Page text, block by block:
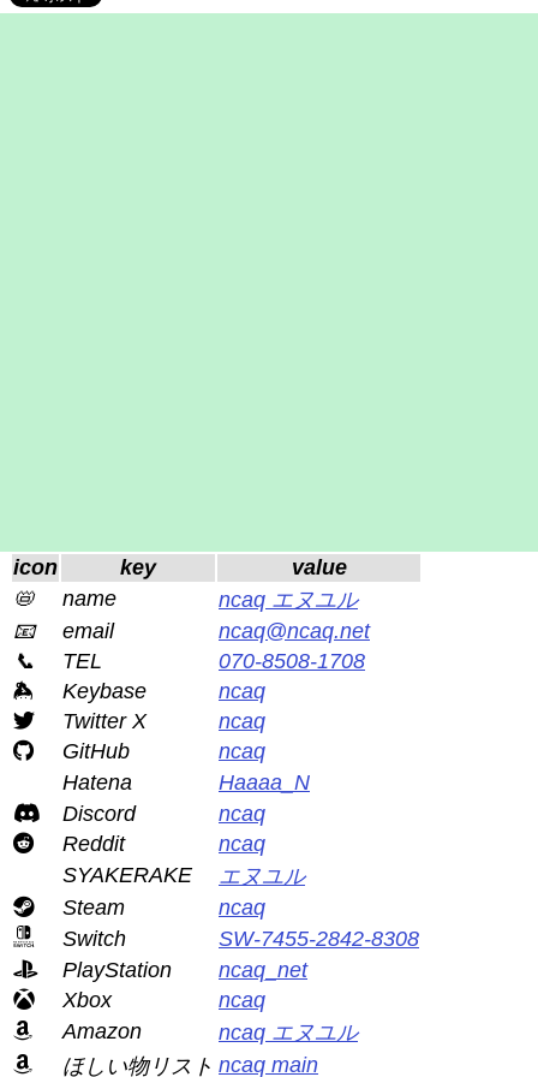
icon key
value
📛
name
ncaq エヌユル
📧
email
ncaq@ncaq.net
📞
TEL
070-8508-1708
Keybase
ncaq
Twitter X
ncaq
GitHub
ncaq
Hatena
Haaaa_N
Discord
ncaq
Reddit
ncaq
SYAKERAKE
エヌユル
Steam
ncaq
Switch
SW-7455-2842-8308
PlayStation
ncaq_net
Xbox
ncaq
Amazon
ncaq エヌユル
ほしい物リスト ncaq main